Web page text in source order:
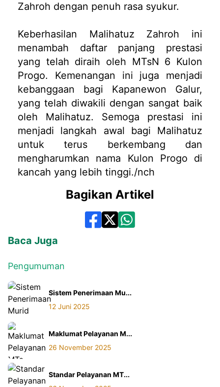
Zahroh dengan penuh rasa syukur.
Keberhasilan Malihatuz Zahroh ini
menambah daftar panjang prestasi
yang telah diraih oleh MTsN 6 Kulon
Progo. Kemenangan ini juga menjadi
kebanggaan bagi Kapanewon Galur,
yang telah diwakili dengan sangat baik
oleh Malihatuz. Semoga prestasi ini
menjadi langkah awal bagi Malihatuz
untuk terus berkembang dan
mengharumkan nama Kulon Progo di
kancah yang lebih tinggi./nch
Bagikan Artikel
Baca Juga
Pengumuman
Sistem Penerimaan Mu...
12 Juni 2025
Maklumat Pelayanan M...
26 November 2025
Standar Pelayanan MT...